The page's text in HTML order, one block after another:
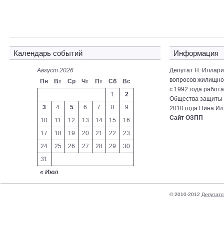
Календарь событий
Август 2026
Пн
Вт Ср Чт Пт Сб Вс
« Июл
1
2
3
4 5 6 7 8
9
10
11 12 13 14 15
16
17
18 19 20 21 22
23
24
25 26 27 28 29
30
31
Информация
Депутат Н.
вопросов
с 1992 года
Общества защиты
2010 года Нина
Сайт ОЗПП
© 2010-2012